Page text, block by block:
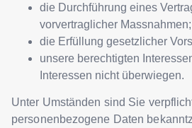
die Durchführung eines
vorvertraglicher Massnahmen;
die Erfüllung gesetzlicher
unsere berechtigten
Interessen nicht überwiegen.
Unter Umständen sind Sie
personenbezogene Daten